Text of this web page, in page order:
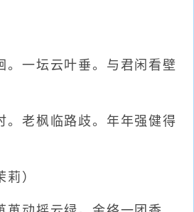
一坛云叶垂。与君闲看壁
老枫临路歧。年年强健得
）